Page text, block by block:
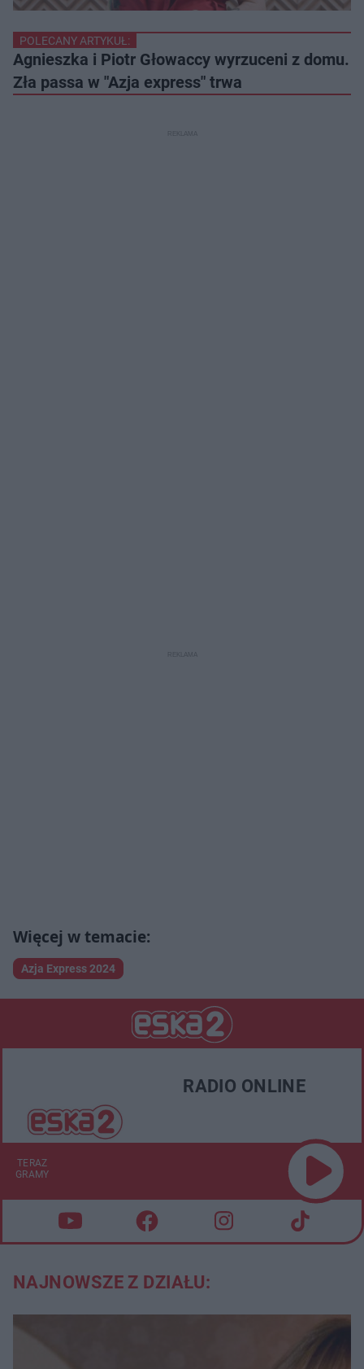
POLECANY ARTYKUŁ:
Agnieszka i Piotr Głowaccy wyrzuceni z domu.
Zła passa w "Azja express" trwa
Azja Express 2024
RADIO ONLINE
TERAZ
GRAMY
NAJNOWSZE Z DZIAŁU: